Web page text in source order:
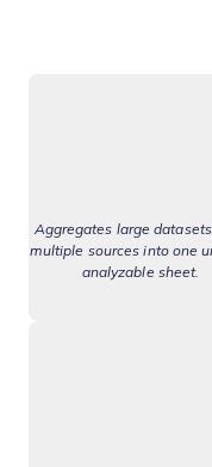
Aggregates large
multiple sources into one
analyzable sheet.